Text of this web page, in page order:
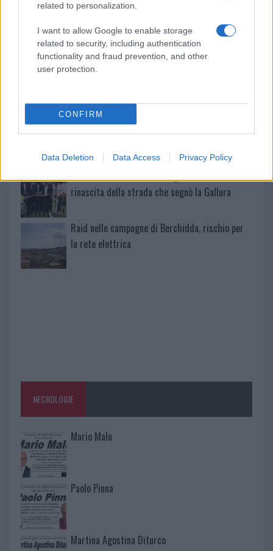
related to personalization.
I want to allow Google to enable storage
related to security, including authentication
functionality and fraud prevention, and other
user protection.
CONFIRM
Data Deletion Data Access Privacy Policy
Calangianus, dopo le polemiche il centro
accoglienza minori chiude
Olbia, divieto di sosta contro spaccio e degrado:
Pausa caffè impeccabile: come scegliere la
Monte Pino, la fine di un lungo dolore: storia e
rinascita della strada che segnò la Gallura
Raid nelle campagne di Berchidda, rischio per
la rete elettrica
NECROLOGIE
Mario Malu
Paolo Pinna
Martina Agostina Diturco